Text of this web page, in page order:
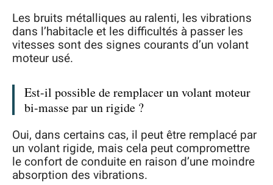
Les bruits métalliques au ralenti, les vibrations
dans l’habitacle et les difficultés à passer les
vitesses sont des signes courants d’un volant
moteur usé.
Est-il possible de remplacer un volant moteur
bi-masse par un rigide ?
Oui, dans certains cas, il peut être remplacé par
un volant rigide, mais cela peut compromettre
le confort de conduite en raison d’une moindre
absorption des vibrations.